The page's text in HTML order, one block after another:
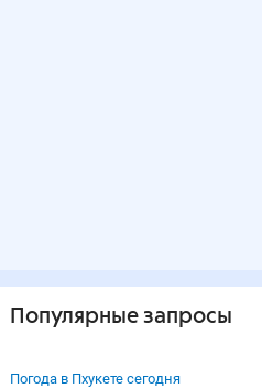
Популярные запросы
Погода в Пхукете сегодня